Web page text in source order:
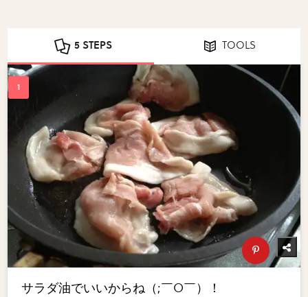
5 STEPS TOOLS
サラダ油でいいからね（;￣O￣）！